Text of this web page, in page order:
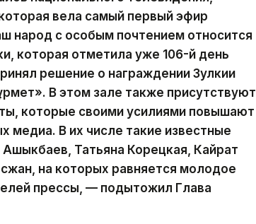
вела самый первый эфир
народ с особым почтением относится
которая отметила уже 106-й день
решение о награждении Зулкии
В этом зале также присутствуют
которые своими усилиями повышают
медиа. В их числе такие известные
Татьяна Корецкая, Кайрат
на которых равняется молодое
прессы, — подытожил Глава